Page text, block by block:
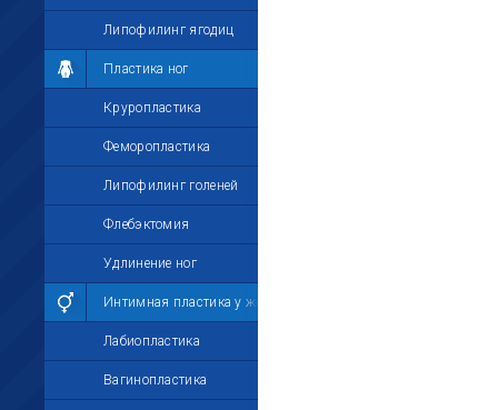
Липофилинг ягодиц
Пластика ног
Круропластика
Феморопластика
Липофилинг голеней
Флебэктомия
Удлинение ног
Интимная пластика у женщин
Лабиопластика
Вагинопластика